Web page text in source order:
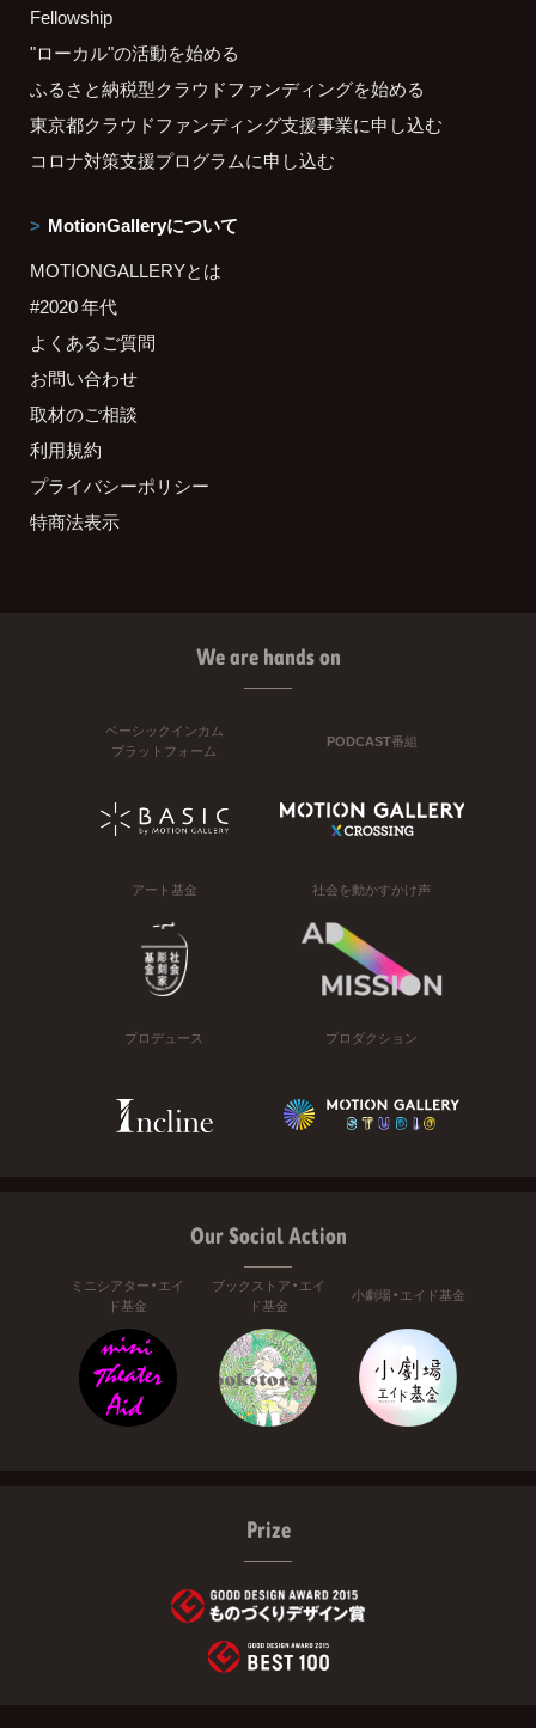
Fellowship
"ローカル"の活動を始める
ふるさと納税型クラウドファンディングを始める
東京都クラウドファンディング支援事業に申し込む
コロナ対策支援プログラムに申し込む
MotionGalleryについて
MOTIONGALLERYとは
#2020 年代
よくあるご質問
お問い合わせ
取材のご相談
利用規約
プライバシーポリシー
特商法表示
We are hands on
ベーシックインカム
プラットフォーム
PODCAST番組
アート基金 社会を動かすかけ声
プロデュース プロダクション
Our Social Action
ミニシアター・エイ
ド基金
ブックストア・エイ
ド基金
小劇場・エイド基金
Prize